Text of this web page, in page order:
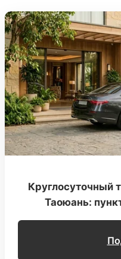
Круглосуточный
Таоюань: